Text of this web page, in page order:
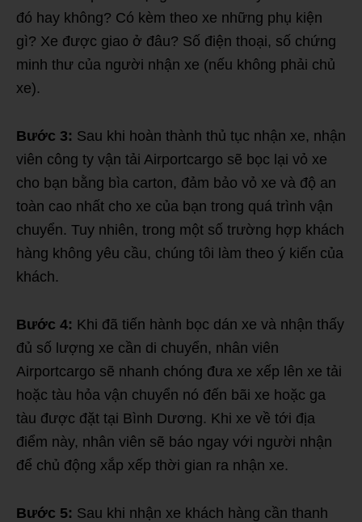
đó hay không? Có kèm theo xe những phụ kiện
gì? Xe được giao ở đâu? Số điện thoại, số chứng
minh thư của người nhận xe (nếu không phải chủ
xe).
Bước 3: Sau khi hoàn thành thủ tục nhận xe, nhận
viên công ty vận tải Airportcargo sẽ bọc lại vỏ xe
cho bạn bằng bìa carton, đảm bảo vỏ xe và độ an
toàn cao nhất cho xe của bạn trong quá trình vận
chuyển. Tuy nhiên, trong một số trường hợp khách
hàng không yêu cầu, chúng tôi làm theo ý kiến của
khách.
Bước 4: Khi đã tiến hành bọc dán xe và nhận thấy
đủ số lượng xe cần di chuyển, nhân viên
Airportcargo sẽ nhanh chóng đưa xe xếp lên xe tải
hoặc tàu hỏa vận chuyển nó đến bãi xe hoặc ga
tàu được đặt tại Bình Dương. Khi xe về tới địa
điểm này, nhân viên sẽ báo ngay với người nhận
để chủ động xắp xếp thời gian ra nhận xe.
Bước 5: Sau khi nhận xe khách hàng cần thanh